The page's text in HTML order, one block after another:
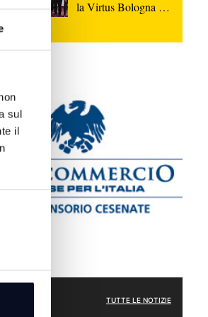
sul
il
la Virtus Bologna sul
TUTTE LE NOTIZIE